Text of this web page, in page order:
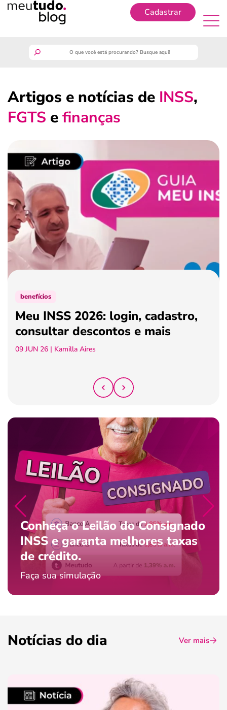
Cadastrar
guia do trabalhador
benefícios
crédito fácil
últimas notícias
ferramentas
Artigos e notícias de INSS,
FGTS efinanças
benefícios
Meu INSS 2026: login, cadastro,
consultar descontos e mais
09 JUN 26 | Kamilla Aires
Conheça o Leilão do Consignado
INSS e garanta melhores taxas
de crédito.
Faça sua simulação
Notícias do dia Ver mais